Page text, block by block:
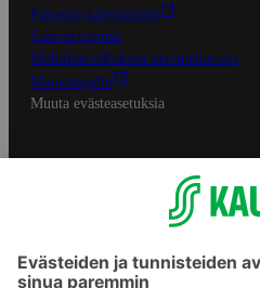
Palvelun käyttöehdot
Saavutettavuus
Mobiilisovelluksen saavutettavuus
Mainostajalle
Muuta evästeasetuksia
S-ryhmän palvelut
Asiakasomistajuus